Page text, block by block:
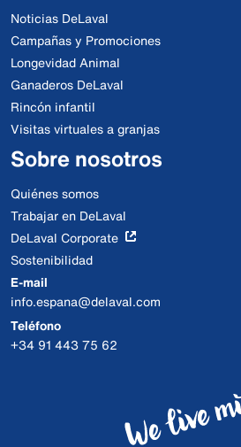
Noticias DeLaval
Campañas y Promociones
Longevidad Animal
Ganaderos DeLaval
Rincón infantil
Visitas virtuales a granjas
Sobre nosotros
Quiénes somos
Trabajar en DeLaval
DeLaval Corporate
Sostenibilidad
E-mail
info.espana@delaval.com
Teléfono
+34 91 443 75 62